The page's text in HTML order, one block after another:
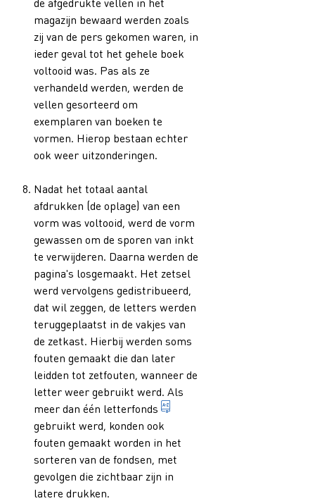
magazijn bewaard werden zoals
zij van de pers gekomen waren, in
ieder geval tot het gehele boek
voltooid was. Pas als ze
verhandeld werden, werden de
vellen gesorteerd om
exemplaren van boeken te
vormen. Hierop bestaan echter
ook weer uitzonderingen.
Nadat het totaal aantal
afdrukken (de oplage) van een
vorm was voltooid, werd de vorm
gewassen om de sporen van inkt
te verwijderen. Daarna werden de
pagina's losgemaakt. Het zetsel
werd vervolgens gedistribueerd,
dat wil zeggen, de letters werden
teruggeplaatst in de vakjes van
de zetkast. Hierbij werden soms
fouten gemaakt die dan later
leidden tot zetfouten, wanneer de
letter weer gebruikt werd. Als
meer dan één letterfonds
gebruikt werd, konden ook
fouten gemaakt worden in het
sorteren van de fondsen, met
gevolgen die zichtbaar zijn in
latere drukken.